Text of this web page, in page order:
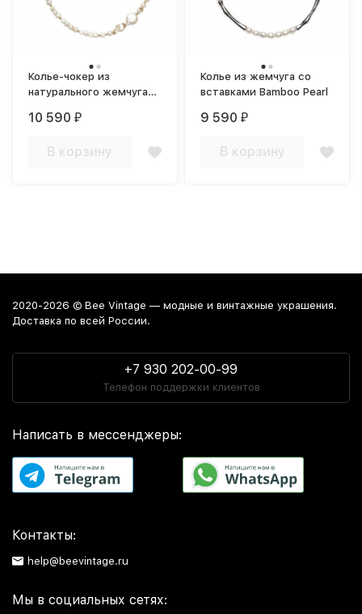
Колье-чокер из
натурального жемчуга
10 590 ₽
В корзину
Колье из жемчуга со
вставками Bamboo Pearl
9 590 ₽
В корзину
2020-2026 © Bee Vintage — модные и винтажные украшения.
Доставка по всей России.
+7 930 202-00-99
Телефон поддержки клиентов
Написать в мессенджеры:
Контакты:
help@beevintage.ru
Мы в социальных сетях: